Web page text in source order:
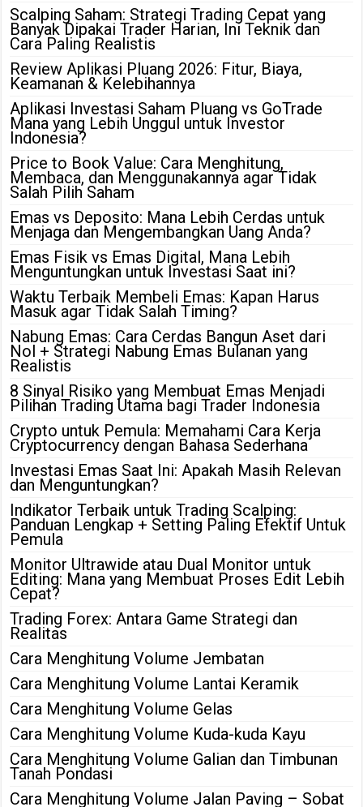
Scalping Saham: Strategi Trading Cepat yang
Banyak Dipakai Trader Harian, Ini Teknik dan
Cara Paling Realistis
Review Aplikasi Pluang 2026: Fitur, Biaya,
Keamanan & Kelebihannya
Aplikasi Investasi Saham Pluang vs GoTrade
Mana yang Lebih Unggul untuk Investor
Indonesia?
Price to Book Value: Cara Menghitung,
Membaca, dan Menggunakannya agar Tidak
Salah Pilih Saham
Emas vs Deposito: Mana Lebih Cerdas untuk
Menjaga dan Mengembangkan Uang Anda?
Emas Fisik vs Emas Digital, Mana Lebih
Menguntungkan untuk Investasi Saat ini?
Waktu Terbaik Membeli Emas: Kapan Harus
Masuk agar Tidak Salah Timing?
Nabung Emas: Cara Cerdas Bangun Aset dari
Nol + Strategi Nabung Emas Bulanan yang
Realistis
8 Sinyal Risiko yang Membuat Emas Menjadi
Pilihan Trading Utama bagi Trader Indonesia
Crypto untuk Pemula: Memahami Cara Kerja
Cryptocurrency dengan Bahasa Sederhana
Investasi Emas Saat Ini: Apakah Masih Relevan
dan Menguntungkan?
Indikator Terbaik untuk Trading Scalping:
Panduan Lengkap + Setting Paling Efektif Untuk
Pemula
Monitor Ultrawide atau Dual Monitor untuk
Editing: Mana yang Membuat Proses Edit Lebih
Cepat?
Trading Forex: Antara Game Strategi dan
Realitas
Cara Menghitung Volume Jembatan
Cara Menghitung Volume Lantai Keramik
Cara Menghitung Volume Gelas
Cara Menghitung Volume Kuda-kuda Kayu
Cara Menghitung Volume Galian dan Timbunan
Tanah Pondasi
Cara Menghitung Volume Jalan Paving – Sobat